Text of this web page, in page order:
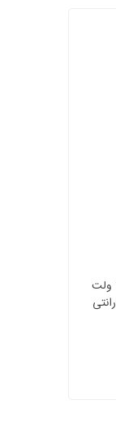
دریل پیچ گوشتی شارژی چکشی 18 ولت